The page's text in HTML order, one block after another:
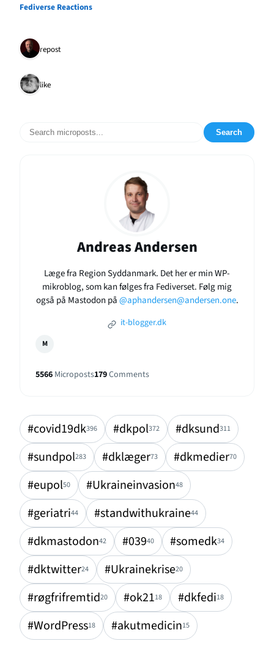
Fediverse Reactions
1 repost
1 like
Search
Andreas Andersen
Læge fra Region Syddanmark. Det her er min WP-
mikroblog, som kan følges fra Fediverset. Følg mig
også på Mastodon på@aphandersen@andersen.one.
it-blogger.dk
M
5566 Microposts179Comments
#covid19dk396 #dkpol372 #dksund311
#sundpol283 #dklæger73 #dkmedier70
#eupol50 #Ukraineinvasion48
#geriatri44 #standwithukraine44
#dkmastodon42 #03940 #somedk34
#dktwitter24 #Ukrainekrise20
#røgfrifremtid20 #ok2118 #dkfedi18
#WordPress18 #akutmedicin15